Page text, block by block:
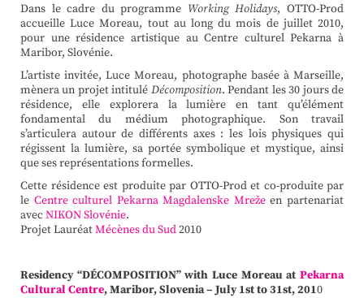
Dans le cadre du programme Working Holidays, OTTO-Prod
accueille Luce Moreau, tout au long du mois de juillet 2010,
pour une résidence artistique au Centre culturel Pekarna à
Maribor, Slovénie.
L’artiste invitée, Luce Moreau, photographe basée à Marseille,
mènera un projet intitulé Décomposition. Pendant les 30 jours de
résidence, elle explorera la lumière en tant qu’élément
fondamental du médium photographique. Son travail
s’articulera autour de différents axes : les lois physiques qui
régissent la lumière, sa portée symbolique et mystique, ainsi
que ses représentations formelles.
Cette résidence est produite par OTTO-Prod et co-produite par
le Centre culturel Pekarna Magdalenske Mrežeen partenariat
avecNIKON Slovénie.
Projet LauréatMécènes du Sud2010
Residency “DÉCOMPOSITION” with Luce Moreau at Pekarna
Cultural Centre, Maribor, Slovenia – July 1st to 31st, 2010